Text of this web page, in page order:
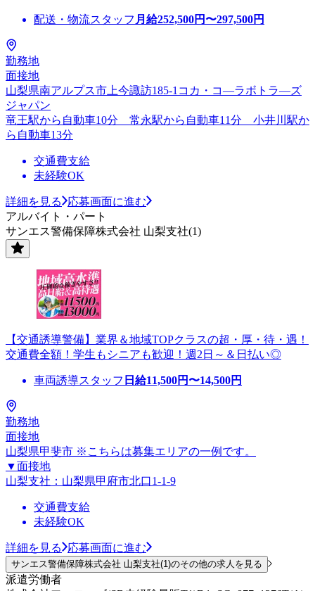
配送・物流スタッフ 月給252,500円〜297,500円
勤務地
面接地
山梨県南アルプス市上今諏訪185-1コカ・コ―ラボトラ―ズ
ジャパン
竜王駅から自動車10分 常永駅から自動車11分 小井川駅か
ら自動車13分
交通費支給
未経験OK
詳細を見る
応募画面に進む
アルバイト・パート
サンエス警備保障株式会社 山梨支社(1)
【交通誘導警備】業界＆地域TOPクラスの超・厚・待・遇！
交通費全額！学生もシニアも歓迎！週2日～＆日払い◎
車両誘導スタッフ 日給11,500円〜14,500円
勤務地
面接地
山梨県甲斐市 ※こちらは募集エリアの一例です。
▼面接地
山梨支社：山梨県甲府市北口1-1-9
交通費支給
未経験OK
詳細を見る 応募画面に進む
サンエス警備保障株式会社 山梨支社(1)のその他の求人を見る
派遣労働者